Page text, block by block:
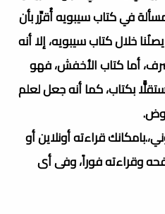
في كتاب سيبويه أُقرِّر بأن
خلال كتاب سيبويه، إلا أنه
أما كتاب الأخفش، فهو
بكتاب، كما أنه جعل لعلم
قراءته أونلاين أو
وقراءته فوراً، وفى أى